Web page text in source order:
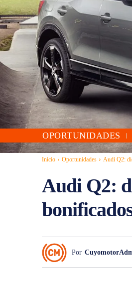
OPORTUNIDADES
Inicio Oportunidades Audi Q2:
Audi Q2:
Por